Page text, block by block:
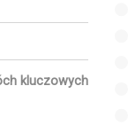
kluczowych